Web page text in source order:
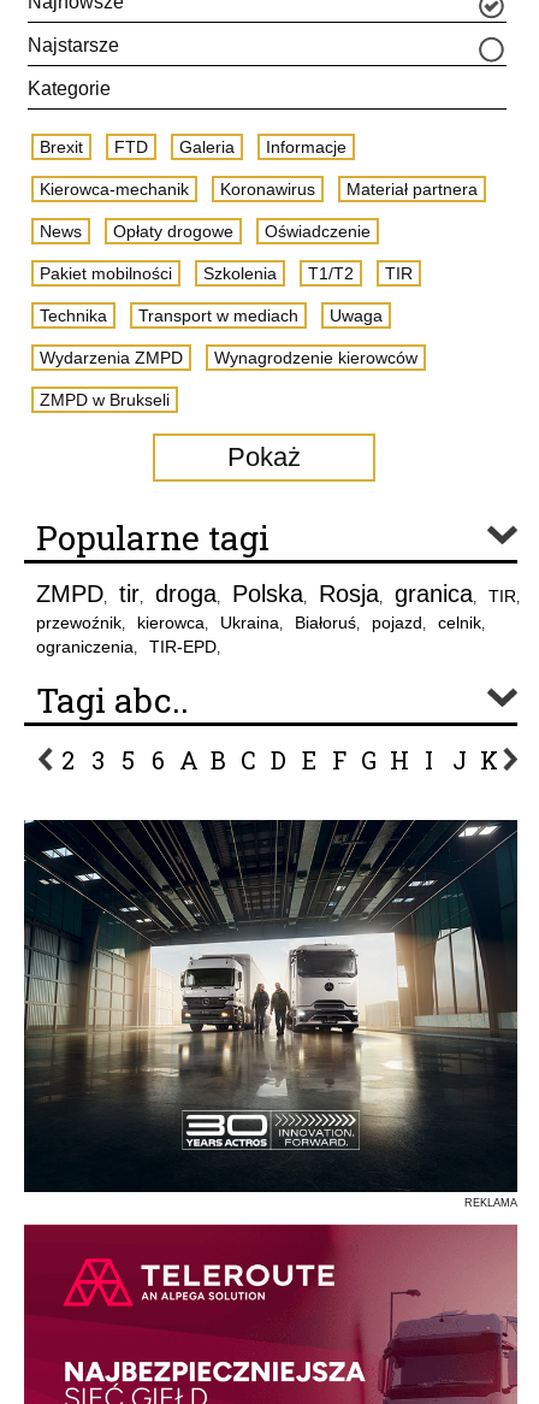
Najstarsze
Kategorie
Brexit FTD Galeria Informacje
Kierowca-mechanik Koronawirus Materiał partnera
News Opłaty drogowe Oświadczenie
Pakiet mobilności Szkolenia T1/T2 TIR
Technika Transport w mediach Uwaga
Wydarzenia ZMPD Wynagrodzenie kierowców
ZMPD w Brukseli
Pokaż
Popularne tagi
ZMPD, tir, droga, Polska, Rosja, granica, TIR,
przewoźnik, kierowca, Ukraina, Białoruś, pojazd, celnik,
ograniczenia, TIR-EPD,
Tagi abc..
2 3 5 6 A B C D E F G H I J K L
REKLAMA